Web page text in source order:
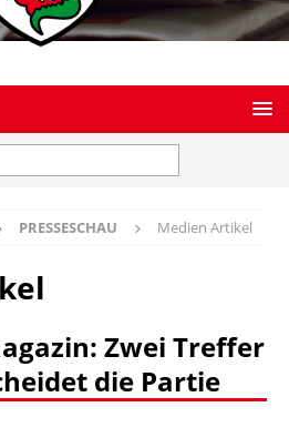
PRESSESCHAU Medien Artikel
Zwei Treffer
die Partie